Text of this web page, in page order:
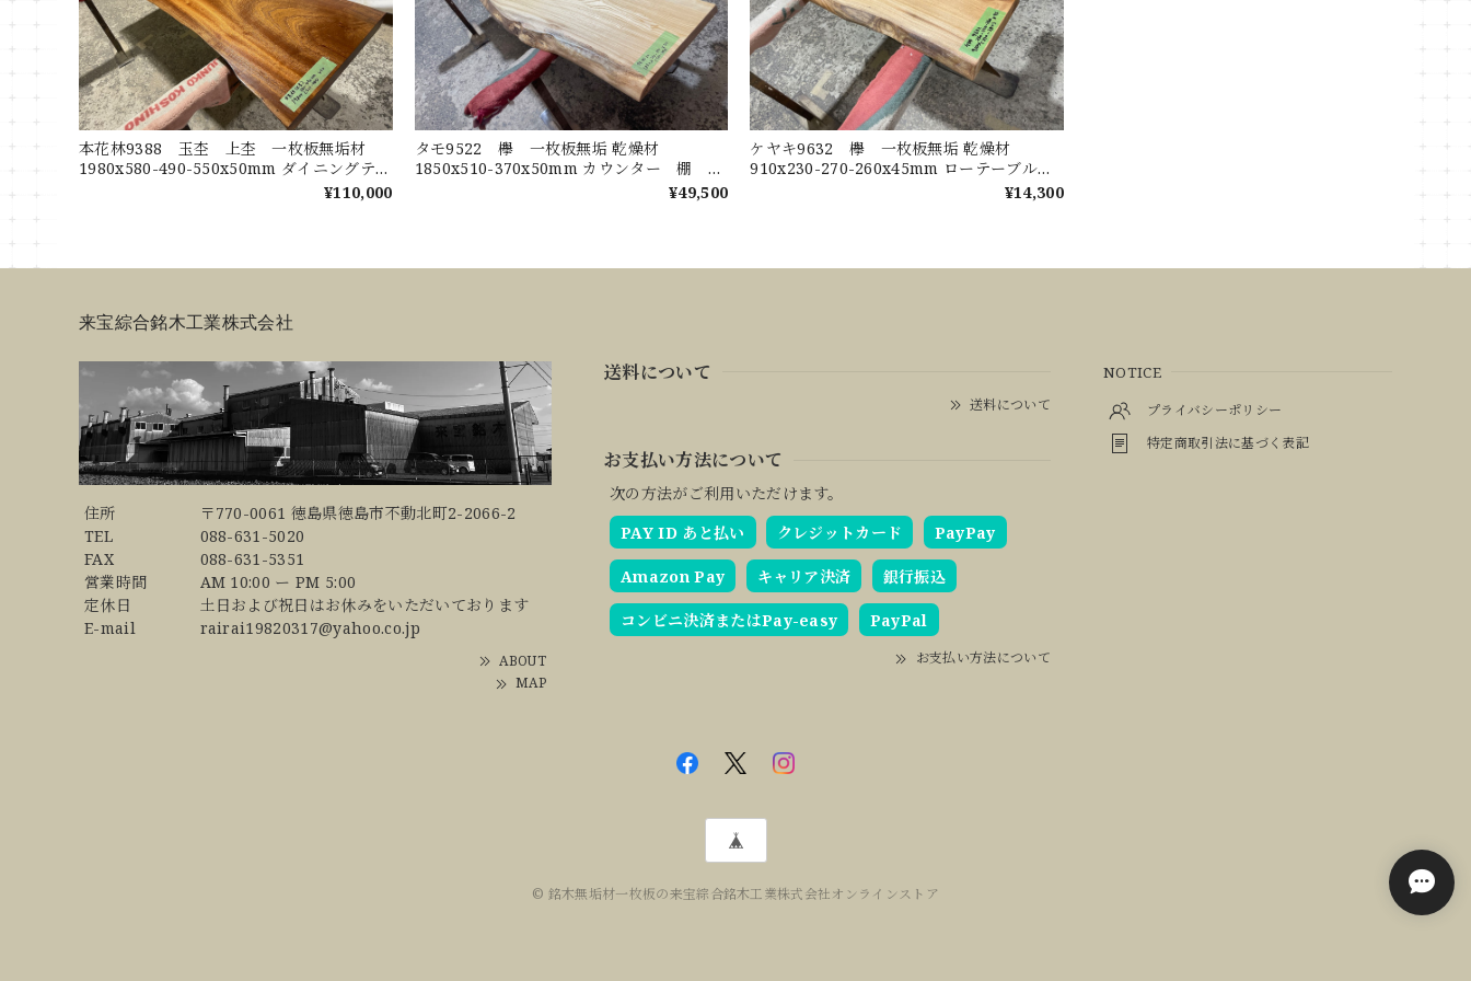
本花林9388 玉杢 上杢 一枚板無垢材
1980x580-490-550x50mm ダイニングテー
ブル ローテーブル センターテーブル
¥110,000
タモ9522 欅 一枚板無垢 乾燥材
1850x510-370x50mm カウンター 棚 テ
¥49,500
ケヤキ9632 欅 一枚板無垢 乾燥材
910x230-270-260x45mm ローテーブル
センターテーブル ダイニングテーブル カ
¥14,300
来宝綜合銘木工業株式会社
住所
〒770-0061 徳島県徳島市不動北町2-2066-2
TEL
088-631-5020
FAX
088-631-5351
営業時間
AM 10:00 ー PM 5:00
定休日
土日および祝日はお休みをいただいております
E-mail
rairai19820317@yahoo.co.jp
ABOUT
MAP
送料について
送料について
お支払い方法について
次の方法がご利用いただけます。
PAY ID あと払い
クレジットカード PayPay
Amazon Pay キャリア決済 銀行振込
コンビニ決済またはPay-easy PayPal
お支払い方法について
NOTICE
プライバシーポリシー
特定商取引法に基づく表記
© 銘木無垢材一枚板の来宝綜合銘木工業株式会社オンラインストア